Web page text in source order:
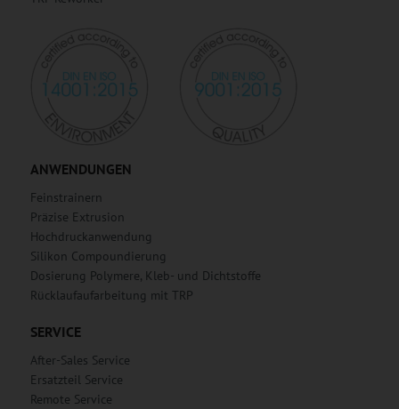
ANWENDUNGEN
Feinstrainern
Präzise Extrusion
Hochdruckanwendung
Silikon Compoundierung
Dosierung Polymere, Kleb- und Dichtstoffe
Rücklaufaufarbeitung mit TRP
SERVICE
After-Sales Service
Ersatzteil Service
Remote Service